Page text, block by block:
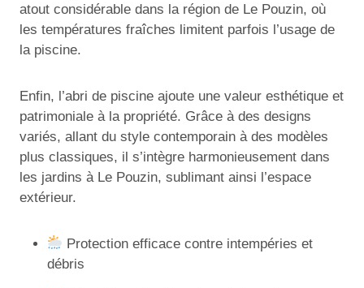
atout considérable dans la région de Le Pouzin, où
les températures fraîches limitent parfois l’usage de
la piscine.
Enfin, l’abri de piscine ajoute une valeur esthétique et
patrimoniale à la propriété. Grâce à des designs
variés, allant du style contemporain à des modèles
plus classiques, il s’intègre harmonieusement dans
les jardins à Le Pouzin, sublimant ainsi l’espace
extérieur.
Protection efficace contre intempéries et
débris